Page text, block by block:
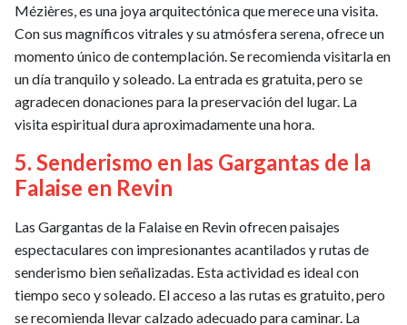
Mézières, es una joya arquitectónica que merece una visita.
Con sus magníficos vitrales y su atmósfera serena, ofrece un
momento único de contemplación. Se recomienda visitarla en
un día tranquilo y soleado. La entrada es gratuita, pero se
agradecen donaciones para la preservación del lugar. La
visita espiritual dura aproximadamente una hora.
5. Senderismo en las Gargantas de la
Falaise en Revin
Las Gargantas de la Falaise en Revin ofrecen paisajes
espectaculares con impresionantes acantilados y rutas de
senderismo bien señalizadas. Esta actividad es ideal con
tiempo seco y soleado. El acceso a las rutas es gratuito, pero
se recomienda llevar calzado adecuado para caminar. La